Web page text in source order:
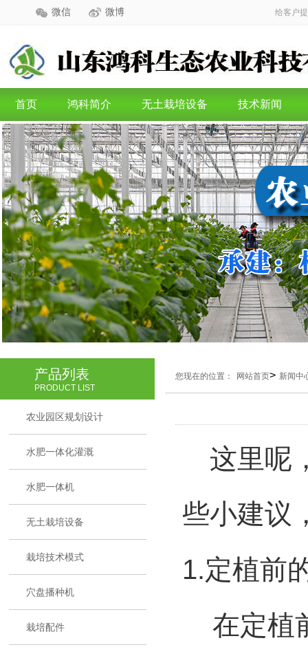
微信 微博 给客户
首页 鸿科简介 无土栽培设备 技术新闻
产品列表
PRODUCT LIST
农业园区规划设计
水肥一体化灌溉
水肥一体机
无土栽培设备
栽培技术模式
穴盘播种机
栽培配件
您现在的位置： 网站首页> 新闻中
这里呢
些小建议
1.定植前
在定植